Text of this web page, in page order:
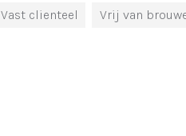
Vast clienteel Vrij van